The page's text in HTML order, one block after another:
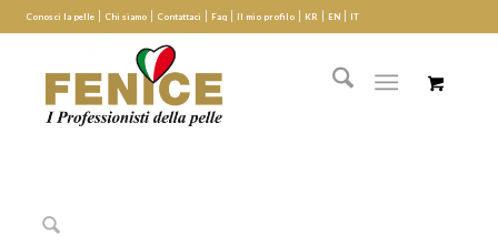
Conosci la pelle Chi siamo Contattaci Faq Il mio profilo KR EN IT